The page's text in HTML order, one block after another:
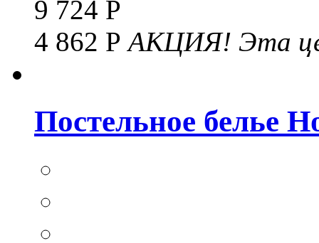
9 724 Р
4 862 РАКЦИЯ! Эта
Постельное белье